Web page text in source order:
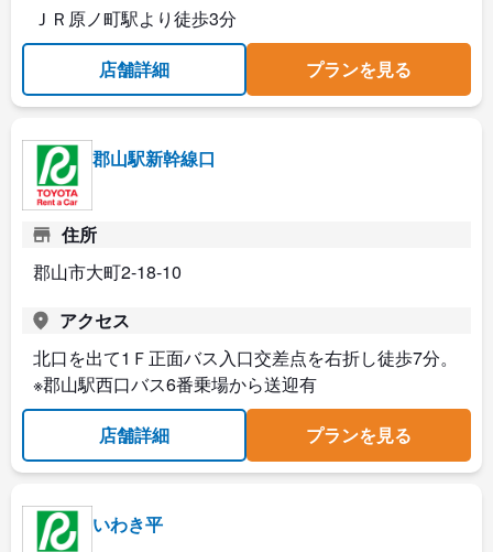
ＪＲ原ノ町駅より徒歩3分
店舗詳細
プランを見る
郡山駅新幹線口
住所
郡山市大町2-18-10
アクセス
北口を出て1Ｆ正面バス入口交差点を右折し徒歩7分。
※郡山駅西口バス6番乗場から送迎有
店舗詳細
プランを見る
いわき平